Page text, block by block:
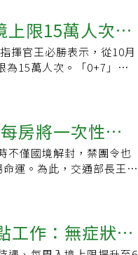
24小時內火化嗎？Ａ：
刪除「使用雙層屍袋」規
體車上入殮封棺後逕送火
後事。確診者遺體可以採
友可以瞻仰遺容，建議應
吸道疾病危及民眾健
顯示，今年下半年開始，
病毒亦有增加。對此衛
，呼吸道疾病與配戴口罩
三、呼吸道融合病毒
留意「繼發性細菌感
免疫力下降，連帶造成
重的感染情形。」他預
鏈球菌感染，在台灣逐步
因應？美國布朗大學助
一篇《CNN》報導中提
手、消毒常使用的物品等
主任孫智麗説，抗生素
，對經濟帶來衝擊。世界
不同模型推估，抗生素抗
間，部分國家之GDP更可
表示，這份報告發表於
神加速引進台灣感染症醫
濟效益低，多數藥廠不
，只能被迫不斷使用現有
。臨床醫師亟須多樣化的
宜君憂心忡忡指出。她
染控制、抗生素控管措
免台灣感染症病患有一
「武漢株做的疫苗已經
世代疫苗就趕快打，也不
和力到底是跟BA.1比較接
109年3月17日規定，自
日出國均應明確填報或使
首長或其授權者核准，以
未來也會配合中央滾動式
不具名醫護人員怒吼，
醫院，只是為了讓他們
解封「0+7」後，院方
出，現行作法並無完全違
查，但他從一開始就反對
用各種理由阻擋；醫護
來發現自己考績變差；又
事務等。陳說，現在政
上限15萬人次、
次看
揮官王必勝表示，從10月
為15萬人次。「0+7」上
免於「入境檢疫系統」
檢測措施，將由國際港
天或自主防疫第一天檢測
內快篩檢測陰性結果。但
理。機場10月13日後恢
2. 儘量避免接觸重症高風
免疫力低下者等)。3. 有症
房將一次性補
不僅國境解封，禁團令也
運。為此，交通部長王國
餘間、2.4萬房，考量
房補助5000元，採一次性
上防疫旅館10月13日退
工作：無症狀接